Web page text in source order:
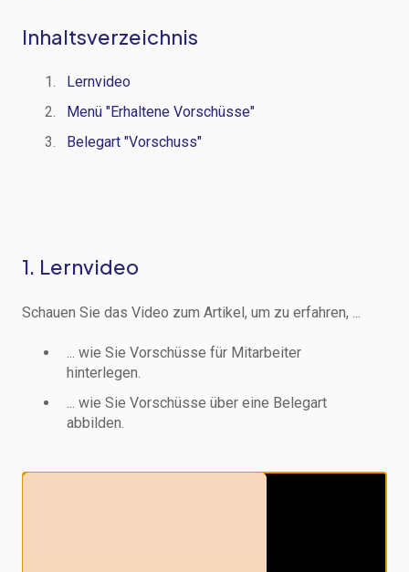
Inhaltsverzeichnis
Lernvideo
Menü "Erhaltene Vorschüsse"
Belegart "Vorschuss"
1. Lernvideo
Schauen Sie das Video zum Artikel, um zu erfahren, ...
... wie Sie Vorschüsse für Mitarbeiter
hinterlegen.
... wie Sie Vorschüsse über eine Belegart
abbilden.